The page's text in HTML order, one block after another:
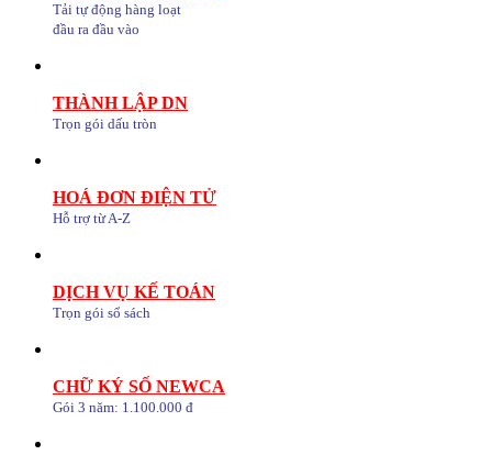
Tải tự động hàng loạt
đầu ra đầu vào
THÀNH LẬP DN
Trọn gói dấu tròn
HOÁ ĐƠN ĐIỆN TỬ
Hỗ trợ từ A-Z
DỊCH VỤ KẾ TOÁN
Trọn gói sổ sách
CHỮ KÝ SỐ NEWCA
Gói 3 năm: 1.100.000 đ